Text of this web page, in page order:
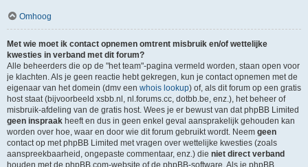
Omhoog
Met wie moet ik contact opnemen omtrent misbruik en/of wettelijke
kwesties in verband met dit forum?
Alle beheerders die op de "het team"-pagina vermeld worden, staan open voor
je klachten. Als je geen reactie hebt gekregen, kun je contact opnemen met de
eigenaar van het domein (dmv een whois lookup) of, als dit forum op een gratis
host staat (bijvoorbeeld xsbb.nl, nl.forums.cc, dotbb.be, enz.), het beheer of
misbruik-afdeling van de gratis host. Wees je er bewust van dat phpBB Limited
geen inspraak heeft en dus in geen enkel geval aansprakelijk gehouden kan
worden over hoe, waar en door wie dit forum gebruikt wordt. Neem geen
contact op met phpBB Limited met vragen over wettelijke kwesties (zoals
aanspreekbaarheid, ongepaste commentaar, enz.) die niet direct verband
houden met de phpBB.com-website of de phpBB-software. Als je phpBB